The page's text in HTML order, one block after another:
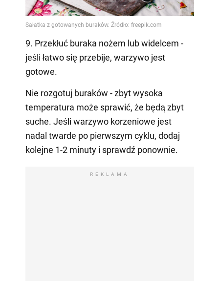
9. Przekłuć buraka nożem lub widelcem -
jeśli łatwo się przebije, warzywo jest
gotowe.
Nie rozgotuj buraków - zbyt wysoka
temperatura może sprawić, że będą zbyt
suche. Jeśli warzywo korzeniowe jest
nadal twarde po pierwszym cyklu, dodaj
kolejne 1-2 minuty i sprawdź ponownie.
REKLAMA